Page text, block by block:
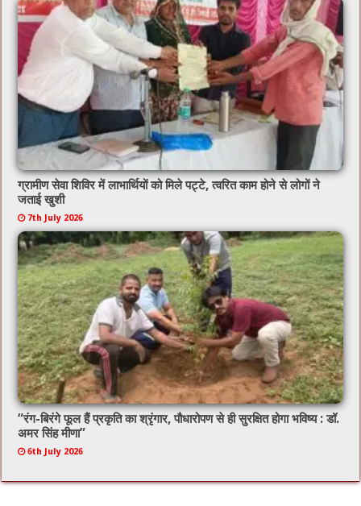
ग्रामीण सेवा शिविर में लाभार्थियों को मिले पट्टे, त्वरित काम होने से लोगों ने
जताई खुशी
7th July 2026
“रंग-बिरंगे फूल हैं प्रकृति का श्रृंगार, पौधारोपण से ही सुरक्षित होगा भविष्य : डॉ.
अमर सिंह मीणा”
6th July 2026